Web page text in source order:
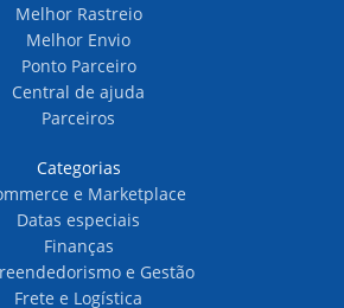
Melhor Rastreio
Melhor Envio
Ponto Parceiro
Central de ajuda
Parceiros
Categorias
e Marketplace
Datas especiais
Finanças
e Gestão
Frete e Logística